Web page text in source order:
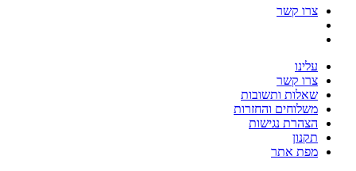
צרו קשר
עלינו
צרו קשר
שאלות ותשובות
משלוחים והחזרות
הצהרת נגישות
תקנון
מפת אתר